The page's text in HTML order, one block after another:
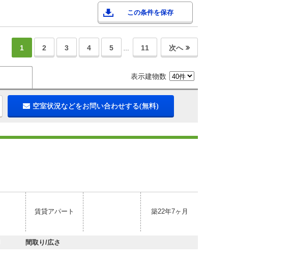
この条件を保存
1 2 3 4 5 … 11 次へ
表示建物数
空室状況などをお問い合わせする(無料)
賃貸アパート 築22年7ヶ月
間取り/広さ